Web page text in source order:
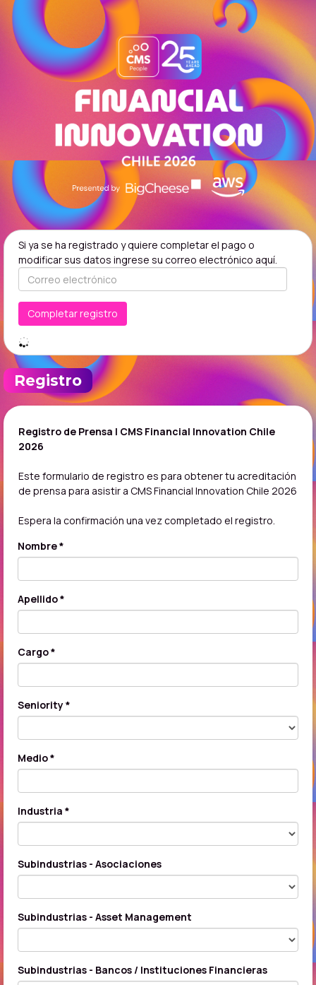
Si ya se ha registrado y quiere completar el pago o
modificar sus datos ingrese su correo electrónico aquí.
Registro
Registro de Prensa | CMS Financial Innovation Chile
2026
Este formulario de registro es para obtener tu acreditación
de prensa para asistir a CMS Financial Innovation Chile 2026
Espera la confirmación una vez completado el registro.
Nombre *
Apellido *
Cargo *
Seniority *
Medio *
Industria *
Subindustrias - Asociaciones
Subindustrias - Asset Management
Subindustrias - Bancos / Instituciones Financieras